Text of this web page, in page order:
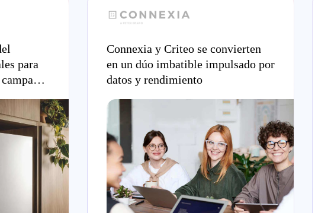
para
Connexia y Criteo se convierten
en un dúo imbatible impulsado por
datos y rendimiento